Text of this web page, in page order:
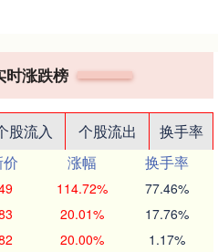
时涨跌榜
股流入 个股流出
换手率
涨幅
换手率
114.72% 77.46%
20.01% 17.76%
20.00% 1.17%